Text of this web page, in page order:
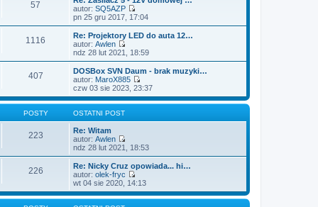
o
t
n
w
s
z
p
o
s
l
n
a
n
w
s
z
y
p
o
s
w
i
e
t
l
n
a
n
o
w
s
p
t
57
autor: SQ5AZP
W
y
ś
w
i
e
l
n
a
j
z
y
p
o
t
pn 25 gru 2017, 17:04
1116
Re: Projektory LED do auta 12…
autor: Awlen
W
y
ś
w
i
e
t
o
s
z
y
p
ndz 28 lut 2021, 18:59
407
DOSBox SVN Daum - brak muzyki…
autor: MaroX885
W
y
ś
i
l
n
a
j
n
o
w
czw 03 sie 2023, 23:37
POSTY OSTATNI POST
223
Re: Witam
autor: Awlen
W
y
ś
w
e
t
ndz 28 lut 2021, 18:53
226
Re: Nicky Cruz opowiada... hi…
autor: olek-fryc
W
y
ś
wt 04 sie 2020, 14:13